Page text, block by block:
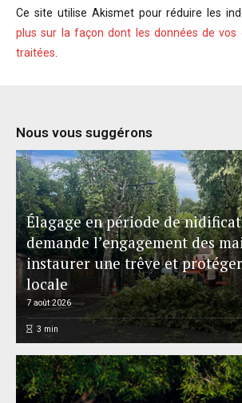
Ce site utilise Akismet pour réduire les
plus sur la façon dont les données de vos
traitées
Nous vous suggérons
Élagage en période de
demande l’engagement des
instaurer une trêve et
locale
7 août 2026
3 min